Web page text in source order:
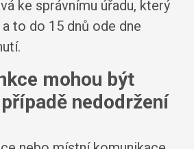
ke správnímu úřadu, který
to do 15 dnů ode dne
mohou být
nedodržení